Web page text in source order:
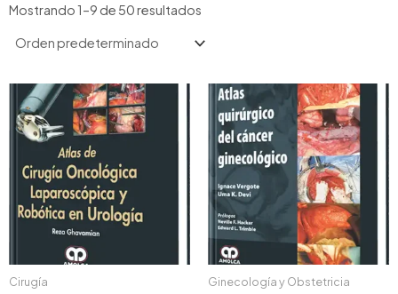
Mostrando 1–9 de 50 resultados
Cirugía Ginecología y Obstetricia